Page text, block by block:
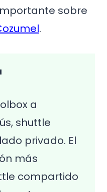
sobre
.
a
shuttle
privado. El
más
compartido